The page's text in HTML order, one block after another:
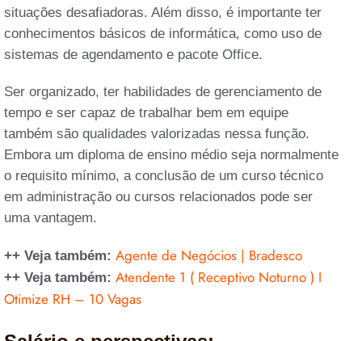
situações desafiadoras. Além disso, é importante ter
conhecimentos básicos de informática, como uso de
sistemas de agendamento e pacote Office.
Ser organizado, ter habilidades de gerenciamento de
tempo e ser capaz de trabalhar bem em equipe
também são qualidades valorizadas nessa função.
Embora um diploma de ensino médio seja normalmente
o requisito mínimo, a conclusão de um curso técnico
em administração ou cursos relacionados pode ser
uma vantagem.
++ Veja também: Agente de Negócios | Bradesco
++ Veja também: Atendente 1 ( Receptivo Noturno ) I
Otimize RH – 10 Vagas